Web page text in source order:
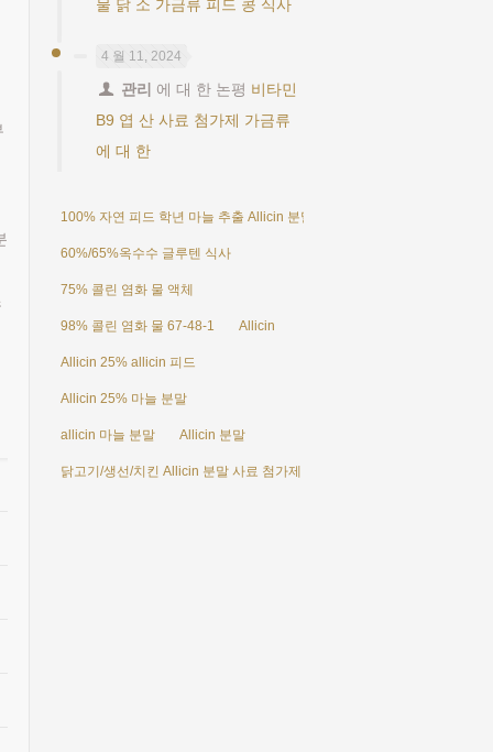
물 닭 소 가금류 피드 콩 식사
4 월 11, 2024
관리 에 대 한 논평 비타민
B9 엽 산 사료 첨가제 가금류
에 대 한
100% 자연 피드 학년 마늘 추출 Allicin 분말 25%
60%/65%옥수수 글루텐 식사
75% 콜린 염화 물 액체
98% 콜린 염화 물 67-48-1 Allicin
Allicin 25% allicin 피드
Allicin 25% 마늘 분말
allicin 마늘 분말 Allicin 분말
닭고기/생선/치킨 Allicin 분말 사료 첨가제